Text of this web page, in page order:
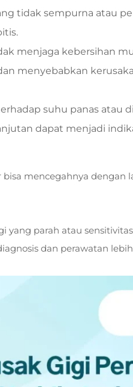
tidak sempurna atau
menjaga kebersihan
menyebabkan
suhu panas atau
dapat menjadi
mencegahnya dengan
yang parah atau
dan perawatan